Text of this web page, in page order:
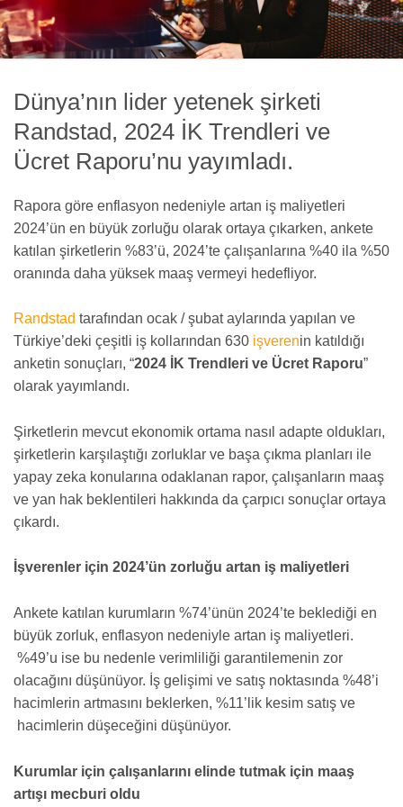
Dünya’nın lider yetenek şirketi
Randstad, 2024 İK Trendleri ve
Ücret Raporu’nu yayımladı.
Rapora göre enflasyon nedeniyle artan iş maliyetleri
2024’ün en büyük zorluğu olarak ortaya çıkarken, ankete
katılan şirketlerin %83’ü, 2024’te çalışanlarına %40 ila %50
oranında daha yüksek maaş vermeyi hedefliyor.
Randstad tarafından ocak / şubat aylarında yapılan ve
Türkiye’deki çeşitli iş kollarından 630 işverenin katıldığı
anketin sonuçları, “2024 İK Trendleri ve Ücret Raporu”
olarak yayımlandı.
Şirketlerin mevcut ekonomik ortama nasıl adapte oldukları,
şirketlerin karşılaştığı zorluklar ve başa çıkma planları ile
yapay zeka konularına odaklanan rapor, çalışanların maaş
ve yan hak beklentileri hakkında da çarpıcı sonuçlar ortaya
çıkardı.
İşverenler için 2024’ün zorluğu artan iş maliyetleri
Ankete katılan kurumların %74’ünün 2024’te beklediği en
büyük zorluk, enflasyon nedeniyle artan iş maliyetleri.
%49’u ise bu nedenle verimliliği garantilemenin zor
olacağını düşünüyor. İş gelişimi ve satış noktasında %48’i
hacimlerin artmasını beklerken, %11’lik kesim satış ve
hacimlerin düşeceğini düşünüyor.
Kurumlar için çalışanlarını elinde tutmak için maaş
artışı mecburi oldu